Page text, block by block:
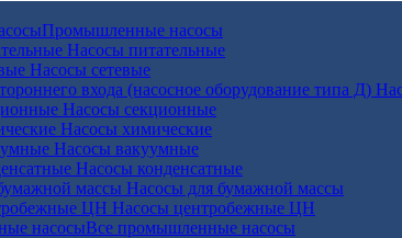
Промышленные насосы
Насосы питательные
Насосы сетевые
Насосы секционные
Насосы химические
Насосы вакуумные
Насосы конденсатные
Насосы для бумажной массы
Насосы центробежные ЦН
Все промышленные насосы